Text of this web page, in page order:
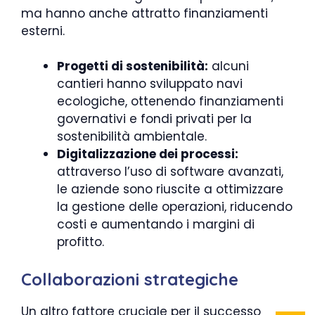
ma hanno anche attratto finanziamenti
esterni.
Progetti di sostenibilità: alcuni
cantieri hanno sviluppato navi
ecologiche, ottenendo finanziamenti
governativi e fondi privati per la
sostenibilità ambientale.
Digitalizzazione dei processi:
attraverso l’uso di software avanzati,
le aziende sono riuscite a ottimizzare
la gestione delle operazioni, riducendo
costi e aumentando i margini di
profitto.
Collaborazioni strategiche
Un altro fattore cruciale per il successo